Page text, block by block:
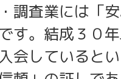
調査業には「
す。結成３０
会していると